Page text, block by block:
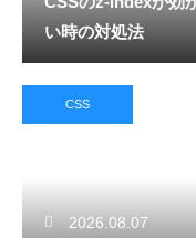
い時の対処法
CSS
2026.08.07